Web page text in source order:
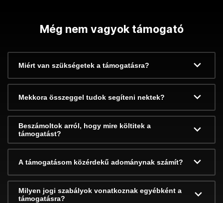
Még nem vagyok támogató
Miért van szükségetek a támogatásra?
Mekkora összeggel tudok segíteni nektek?
Beszámoltok arról, hogy mire költitek a
támogatást?
A támogatásom közérdekű adománynak számít?
Milyen jogi szabályok vonatkoznak egyébként a
támogatásra?